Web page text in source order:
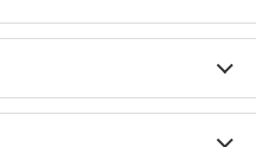
PMO Volo diretto